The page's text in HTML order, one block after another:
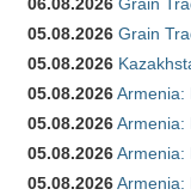
06.08.2026 Grain
05.08.2026 Grain
05.08.2026
05.08.2026Armenia:
05.08.2026Armenia:
05.08.2026Armenia:
05.08.2026Armenia: